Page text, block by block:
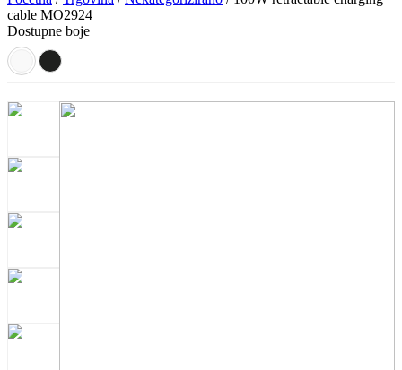
cable MO2924
Dostupne boje